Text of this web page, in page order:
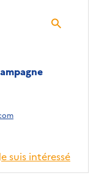
Je suis intéressé